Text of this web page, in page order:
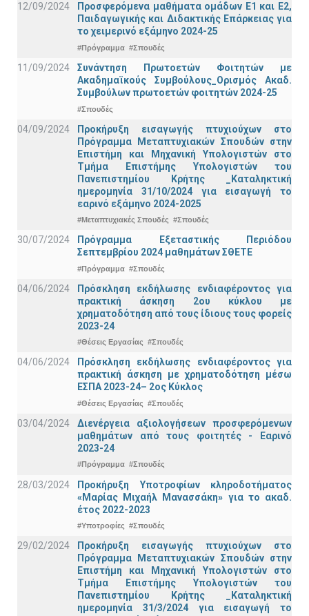
12/09/2024
Προσφερόμενα μαθήματα ομάδων Ε1 και Ε2,
Παιδαγωγικής και Διδακτικής Επάρκειας για
το χειμερινό εξάμηνο 2024-25
#Πρόγραμμα #Σπουδές
11/09/2024
Συνάντηση Πρωτοετών Φοιτητών με
Ακαδημαϊκούς Συμβούλους_Ορισμός Ακαδ.
Συμβούλων πρωτοετών φοιτητών 2024-25
#Σπουδές
04/09/2024
Προκήρυξη εισαγωγής πτυχιούχων στo
Πρόγραμμα Μεταπτυχιακών Σπουδών στην
Επιστήμη και Μηχανική Υπολογιστών στο
Τμήμα Eπιστήμης Υπολογιστών του
Πανεπιστημίου Κρήτης _Καταληκτική
ημερομηνία 31/10/2024 για εισαγωγή το
εαρινό εξάμηνο 2024-2025
#Μεταπτυχιακές Σπουδές #Σπουδές
30/07/2024
Πρόγραμμα Εξεταστικής Περιόδου
Σεπτεμβρίου 2024 μαθημάτων ΣΘΕΤΕ
#Πρόγραμμα #Σπουδές
04/06/2024
Πρόσκληση εκδήλωσης ενδιαφέροντος για
πρακτική άσκηση 2ου κύκλου με
χρηματοδότηση από τους ίδιους τους φορείς
2023-24
#Θέσεις Εργασίας #Σπουδές
04/06/2024
Πρόσκληση εκδήλωσης ενδιαφέροντος για
πρακτική άσκηση με χρηματοδότηση μέσω
ΕΣΠΑ 2023-24– 2ος Κύκλος
#Θέσεις Εργασίας #Σπουδές
03/04/2024
Διενέργεια αξιολογήσεων προσφερόμενων
μαθημάτων από τους φοιτητές - Εαρινό
2023-24
#Πρόγραμμα #Σπουδές
28/03/2024
Προκήρυξη Υποτροφίων κληροδοτήματος
«Μαρίας Μιχαήλ Μανασσάκη» για το ακαδ.
έτος 2022-2023
#Υποτροφίες #Σπουδές
29/02/2024
Προκήρυξη εισαγωγής πτυχιούχων στo
Πρόγραμμα Μεταπτυχιακών Σπουδών στην
Επιστήμη και Μηχανική Υπολογιστών στο
Τμήμα Eπιστήμης Υπολογιστών του
Πανεπιστημίου Κρήτης _Καταληκτική
ημερομηνία 31/3/2024 για εισαγωγή το